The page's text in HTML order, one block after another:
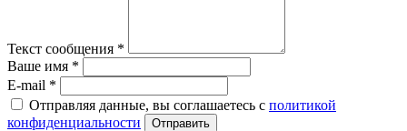
Текст сообщения *
Ваше имя *
E-mail *
Отправляя данные, вы соглашаетесь с политикой
конфиденциальности
Отправить